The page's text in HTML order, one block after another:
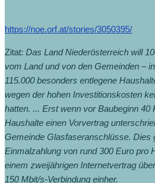
https://noe.orf.at/stories/3050395/
Zitat: Das Land Niederösterreich will
vom Land und von den Gemeinden –
115.000 besonders entlegene
wegen der hohen Investitionskosten
hatten. ... Erst wenn vor Baubeginn 40
Haushalte einen Vorvertrag
Gemeinde Glasfaseranschlüsse. Dies
Einmalzahlung von rund 300 Euro pro
einem zweijährigen Internetvertrag
150 Mbit/s-Verbindung einher.